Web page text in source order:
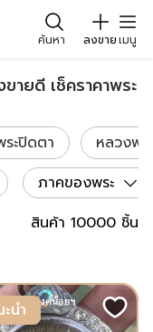
ค้นหา ลงขายเมนู
ายดี เช็คราคาพระ
นำ
ระปิดตา หลวงพ่อ
สินค้า 10000 ชิ้น
ภาคของพระ